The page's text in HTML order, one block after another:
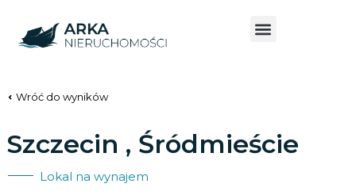
Wróć do wyników
Szczecin , Śródmieście
Lokal na wynajem